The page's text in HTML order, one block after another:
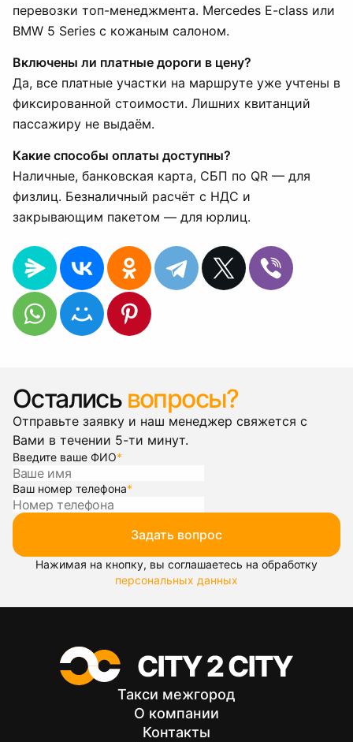
перевозки топ-менеджмента. Mercedes E-class или
BMW 5 Series с кожаным салоном.
Включены ли платные дороги в цену?
Да, все платные участки на маршруте уже учтены в
фиксированной стоимости. Лишних квитанций
пассажиру не выдаём.
Какие способы оплаты доступны?
Наличные, банковская карта, СБП по QR — для
физлиц. Безналичный расчёт с НДС и
закрывающим пакетом — для юрлиц.
Остались вопросы?
Отправьте заявку и наш менеджер свяжется с
Вами в течении 5-ти минут.
Введите ваше ФИО*
Ваш номер телефона*
Задать вопрос
Нажимая на кнопку, вы соглашаетесь на обработку
персональных данных
Такси межгород
О компании
Контакты